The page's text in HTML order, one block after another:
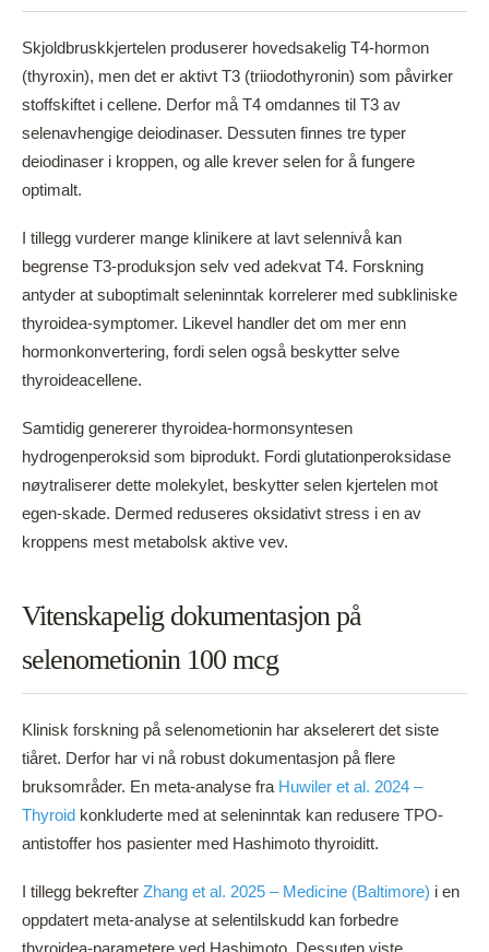
Skjoldbruskkjertelen produserer hovedsakelig T4-hormon
(thyroxin), men det er aktivt T3 (triiodothyronin) som påvirker
stoffskiftet i cellene. Derfor må T4 omdannes til T3 av
selenavhengige deiodinaser. Dessuten finnes tre typer
deiodinaser i kroppen, og alle krever selen for å fungere
optimalt.
I tillegg vurderer mange klinikere at lavt selennivå kan
begrense T3-produksjon selv ved adekvat T4. Forskning
antyder at suboptimalt seleninntak korrelerer med subkliniske
thyroidea-symptomer. Likevel handler det om mer enn
hormonkonvertering, fordi selen også beskytter selve
thyroideacellene.
Samtidig genererer thyroidea-hormonsyntesen
hydrogenperoksid som biprodukt. Fordi glutationperoksidase
nøytraliserer dette molekylet, beskytter selen kjertelen mot
egen-skade. Dermed reduseres oksidativt stress i en av
kroppens mest metabolsk aktive vev.
Vitenskapelig dokumentasjon på
selenometionin 100 mcg
Klinisk forskning på selenometionin har akselerert det siste
tiåret. Derfor har vi nå robust dokumentasjon på flere
bruksområder. En meta-analyse fra Huwiler et al. 2024 –
Thyroid konkluderte med at seleninntak kan redusere TPO-
antistoffer hos pasienter med Hashimoto thyroiditt.
I tillegg bekrefter Zhang et al. 2025 – Medicine (Baltimore) i en
oppdatert meta-analyse at selentilskudd kan forbedre